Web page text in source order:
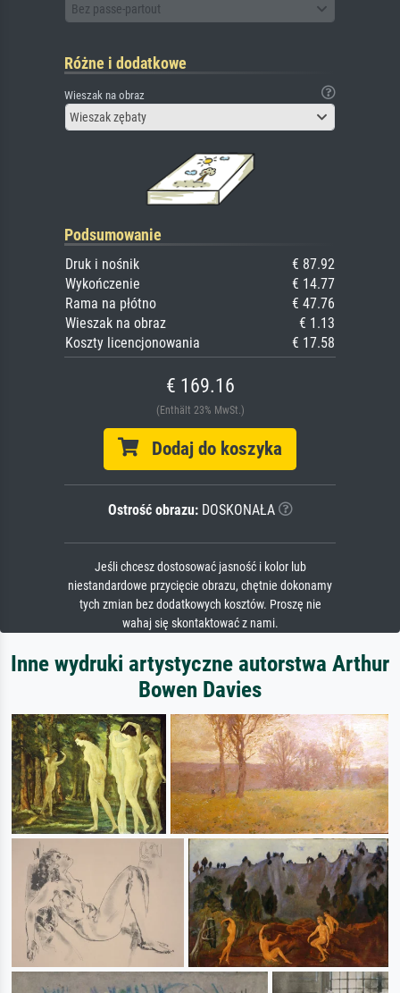
Bez passe-partout
Różne i dodatkowe
Wieszak na obraz
Wieszak zębaty
Podsumowanie
Druk i nośnik
€ 87.92
Wykończenie
€ 14.77
Rama na płótno
€ 47.76
Wieszak na obraz
€ 1.13
Koszty licencjonowania
€ 17.58
€ 169.16
(Enthält 23% MwSt.)
Dodaj do koszyka
Ostrość obrazu:DOSKONAŁA
Jeśli chcesz dostosować jasność i kolor lub
niestandardowe przycięcie obrazu, chętnie dokonamy
tych zmian bez dodatkowych kosztów. Proszę nie
wahaj się skontaktować z nami.
Inne wydruki artystyczne autorstwa Arthur
Bowen Davies